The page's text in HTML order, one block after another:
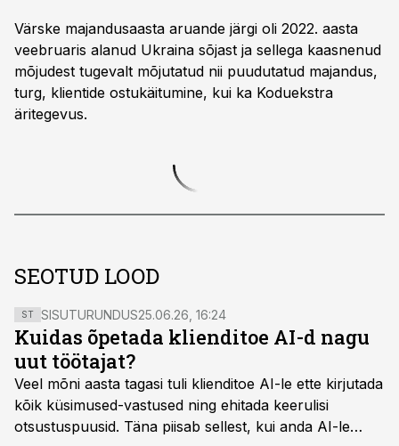
Värske majandusaasta aruande järgi oli 2022. aasta
veebruaris alanud Ukraina sõjast ja sellega kaasnenud
mõjudest tugevalt mõjutatud nii puudutatud majandus,
turg, klientide ostukäitumine, kui ka Koduekstra
äritegevus.
SEOTUD LOOD
ST SISUTURUNDUS25.06.26, 16:24
Kuidas õpetada klienditoe AI-d nagu
uut töötajat?
Veel mõni aasta tagasi tuli klienditoe AI-le ette kirjutada
kõik küsimused-vastused ning ehitada keerulisi
otsustuspuusid. Täna piisab sellest, kui anda AI-le